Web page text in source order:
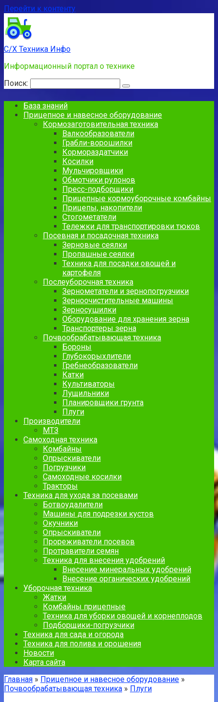
Перейти к контенту
С/Х Техника Инфо
Информационный портал о технике
Поиск:
База знаний
Прицепное и навесное оборудование
Кормозаготовительная техника
Валкообразователи
Грабли-ворошилки
Кормораздатчики
Косилки
Мульчировщики
Обмотчики рулонов
Пресс-подборщики
Прицепные кормоуборочные комбайны
Прицепы, накопители
Стогометатели
Тележки для транспортировки тюков
Посевная и посадочная техника
Зерновые сеялки
Пропашные сеялки
Техника для посадки овощей и
картофеля
Послеуборочная техника
Зернометатели и зернопогрузчики
Зерноочистительные машины
Зерносушилки
Оборудование для хранения зерна
Транспортеры зерна
Почвообрабатывающая техника
Бороны
Глубокорыхлители
Гребнеобразователи
Катки
Культиваторы
Лущильники
Планировщики грунта
Плуги
Производители
МТЗ
Самоходная техника
Комбайны
Опрыскиватели
Погрузчики
Самоходные косилки
Тракторы
Техника для ухода за посевами
Ботвоудалители
Машины для подрезки кустов
Окучники
Опрыскиватели
Прореживатели посевов
Протравители семян
Техника для внесения удобрений
Внесение минеральных удобрений
Внесение органических удобрений
Уборочная техника
Жатки
Комбайны прицепные
Техника для уборки овощей и корнеплодов
Подборщики-погрузчики
Техника для сада и огорода
Техника для полива и орошения
Новости
Карта сайта
Главная » Прицепное и навесное оборудование »
Почвообрабатывающая техника » Плуги